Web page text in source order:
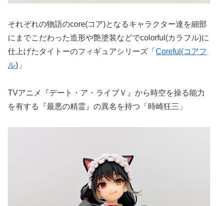
それぞれの物語のcore(コア)となるキャラクター達を細部
にまでこだわった造形や艶塗装などでcolorful(カラフル)に
仕上げたタイトーのフィギュアシリーズ「 Coreful(コアフ
ル)」
TVアニメ『デート・ア・ライブＶ』から時空を操る能力
を有する『最悪の精霊』の異名を持つ「時崎狂三」